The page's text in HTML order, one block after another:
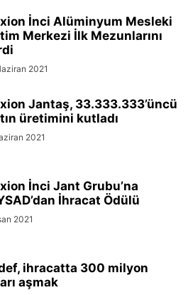
İnci Alüminyum Mesleki
Merkezi İlk Mezunlarını
2021
Jantaş, 33.333.333’üncü
üretimini kutladı
2021
İnci Jant Grubu’na
İhracat Ödülü
2021
ihracatta 300 milyon
aşmak